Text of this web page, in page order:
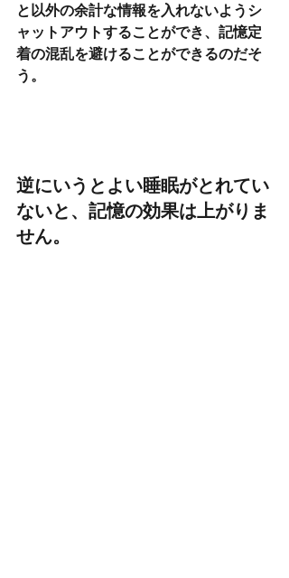
と以外の余計な情報を入れないようシ
ャットアウトすることができ、記憶定
着の混乱を避けることができるのだそ
う。
逆にいうと よい睡眠がとれてい
ないと、記憶の効果は上がりま
せん。